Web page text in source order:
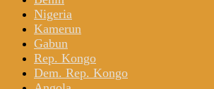
Nigeria
Kamerun
Gabun
Rep. Kongo
Dem. Rep. Kongo